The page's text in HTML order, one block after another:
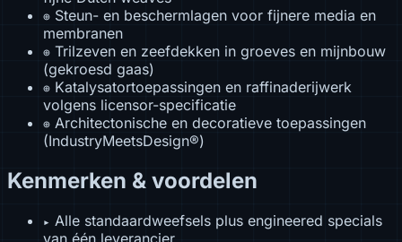
⊕ Steun- en beschermlagen voor fijnere media en
membranen
⊕ Trilzeven en zeefdekken in groeves en mijnbouw
(gekroesd gaas)
⊕ Katalysatortoepassingen en raffinaderijwerk
volgens licensor-specificatie
⊕ Architectonische en decoratieve toepassingen
(IndustryMeetsDesign®)
Kenmerken & voordelen
▸ Alle standaardweefsels plus engineered specials